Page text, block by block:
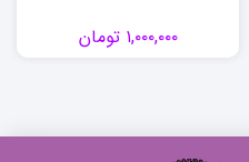
۱,۰۰۰,۰۰۰ تومان